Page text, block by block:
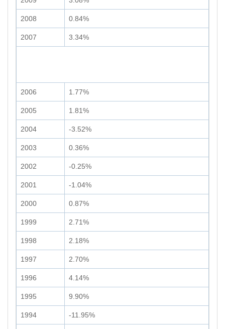
2008 0.84%
2007 3.34%
2006 1.77%
2005 1.81%
2004 -3.52%
2003 0.36%
2002 -0.25%
2001 -1.04%
2000 0.87%
1999 2.71%
1998 2.18%
1997 2.70%
1996 4.14%
1995 9.90%
1994 -11.95%